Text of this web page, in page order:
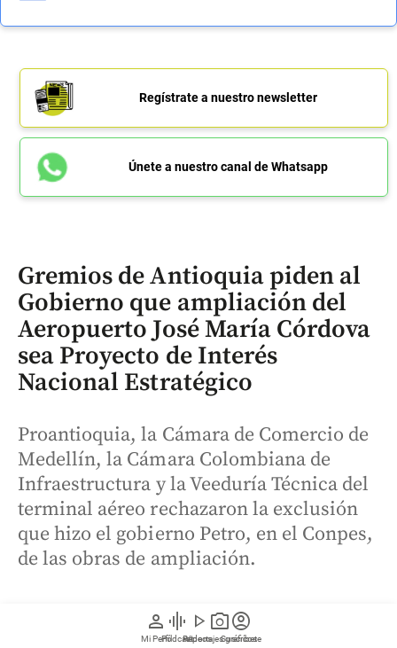
person
Mi Perfil
graphic_eq
Pódcast
play_arrow
Videos
photo_camera
Reportajes gráficos
account_circle
Suscríbete
Regístrate a nuestro newsletter
Únete a nuestro canal de Whatsapp
Gremios de Antioquia piden al
Gobierno que ampliación del
Aeropuerto José María Córdova
sea Proyecto de Interés
Nacional Estratégico
Proantioquia, la Cámara de Comercio de
Medellín, la Cámara Colombiana de
Infraestructura y la Veeduría Técnica del
terminal aéreo rechazaron la exclusión
que hizo el gobierno Petro, en el Conpes,
de las obras de ampliación.